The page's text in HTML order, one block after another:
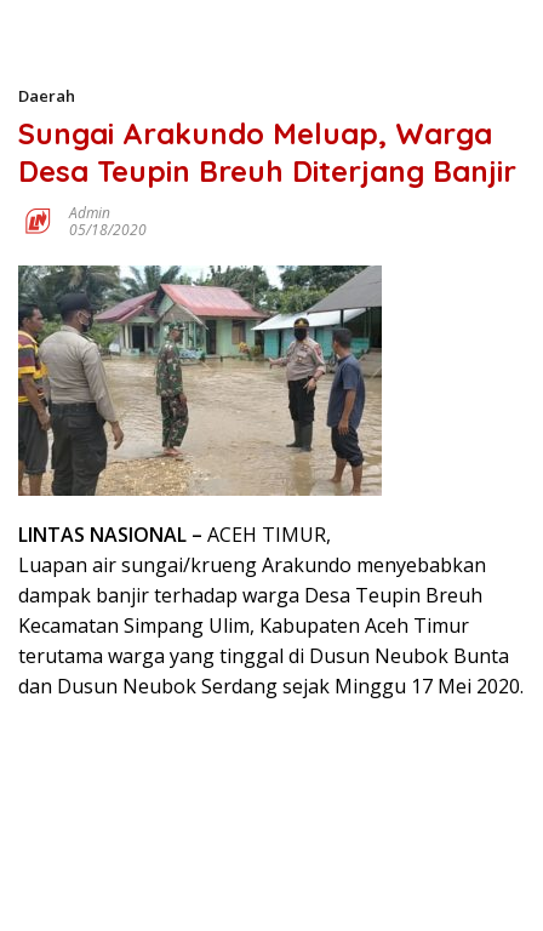
Daerah
Sungai Arakundo Meluap, Warga
Desa Teupin Breuh Diterjang Banjir
Admin
05/18/2020
LINTAS NASIONAL – ACEH TIMUR,
Luapan air sungai/krueng Arakundo menyebabkan
dampak banjir terhadap warga Desa Teupin Breuh
Kecamatan Simpang Ulim, Kabupaten Aceh Timur
terutama warga yang tinggal di Dusun Neubok Bunta
dan Dusun Neubok Serdang sejak Minggu 17 Mei 2020.